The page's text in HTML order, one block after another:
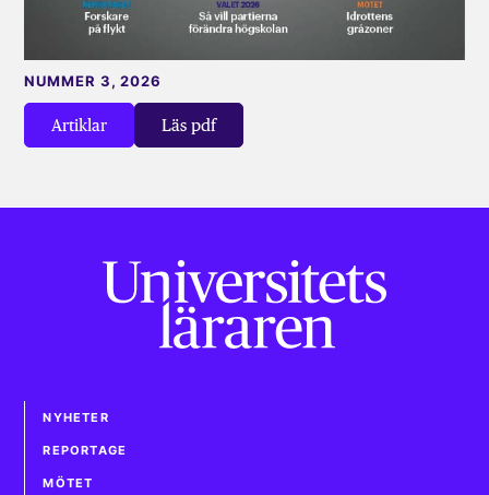
Artiklar Läs pdf
NUMMER 3, 2026
NYHETER
REPORTAGE
MÖTET